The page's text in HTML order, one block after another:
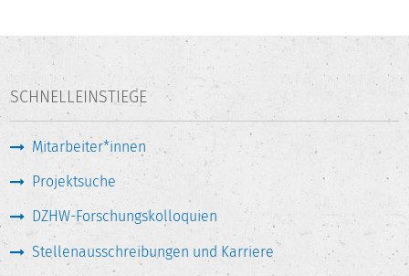
SCHNELLEINSTIEGE
Mitarbeiter*innen
Projektsuche
DZHW-Forschungskolloquien
Stellenausschreibungen und Karriere